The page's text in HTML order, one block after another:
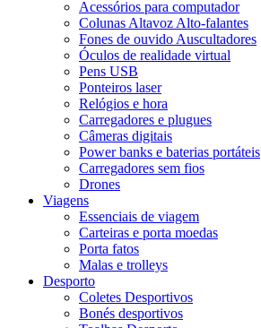
Acessórios para computador
Colunas Altavoz Alto-falantes
Fones de ouvido Auscultadores
Óculos de realidade virtual
Pens USB
Ponteiros laser
Relógios e hora
Carregadores e plugues
Câmeras digitais
Power banks e baterias portáteis
Carregadores sem fios
Drones
Viagens
Essenciais de viagem
Carteiras e porta moedas
Porta fatos
Malas e trolleys
Desporto
Coletes Desportivos
Bonés desportivos